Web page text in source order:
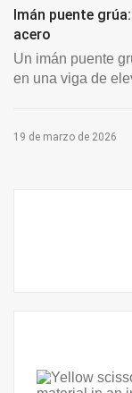
Imán puente
acero
Un imán puente
en una viga de
19 de marzo de 2026